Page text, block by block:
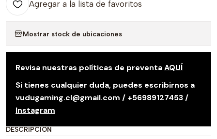
Agregar a la lista de favoritos
Mostrar stock de ubicaciones
Revisa nuestras políticas de preventaAQUÍ
Si tienes cualquier duda, puedes escribirnos a
vudugaming.cl@gmail.com / +56989127453 /
Instagram
DESCRIPCIÓN